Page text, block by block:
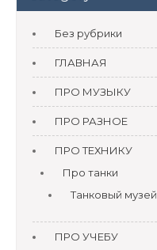
Без рубрики
ГЛАВНАЯ
ПРО МУЗЫКУ
ПРО РАЗНОЕ
ПРО ТЕХНИКУ
Про танки
Танковый музей
ПРО УЧЕБУ